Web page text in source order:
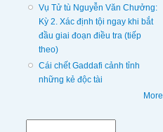
Vụ Tử tù Nguyễn Văn Chưởng:
Kỳ 2. Xác định tội ngay khi bắt
đầu giai đoạn điều tra (tiếp
theo)
Cái chết Gaddafi cảnh tỉnh
những kẻ độc tài
More